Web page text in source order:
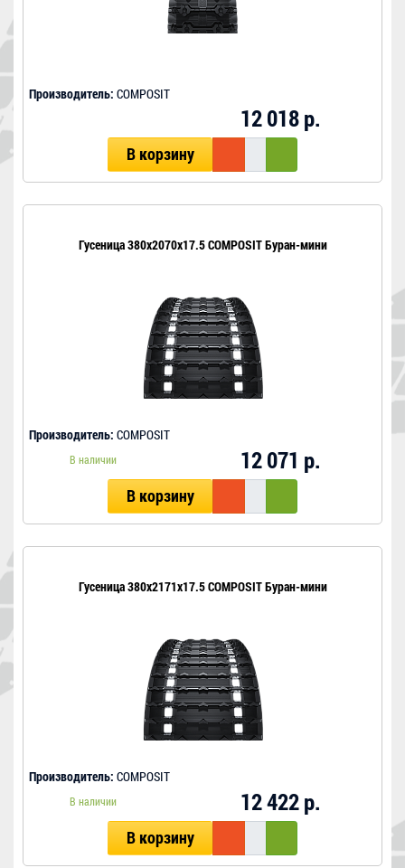
Производитель: COMPOSIT
12 018 р.
В корзину
Гусеница 380x2070x17.5 COMPOSIT Буран-мини
Производитель: COMPOSIT
В наличии 12 071 р.
В корзину
Гусеница 380x2171x17.5 COMPOSIT Буран-мини
Производитель: COMPOSIT
В наличии 12 422 р.
В корзину